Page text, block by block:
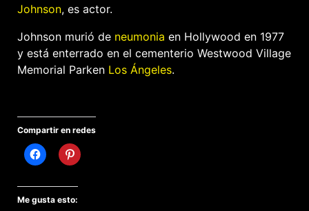
Johnson, es actor.
Johnson murió de neumonia en Hollywood en 1977
y está enterrado en el cementerio Westwood Village
Memorial Parken Los Ángeles.
Compartir en redes
Me gusta esto: